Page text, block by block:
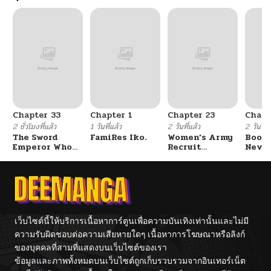
Chapter 33
2 ชั่วโมงที่แล้ว
The Sword
Emperor Who
จักรพรรดิเทพดาบ
ผงาดเหนือชาติภพ
Chapter 1
1 วันที่แล้ว
FamiRes Iko.
Chapter 23
2 วันที่แล้ว
Women’s Army
Recruit
2 วันที่แ
เว็บไซต์นี้ให้บริการเนื้อหาการ์ตูนเพื่อความบันเทิงเท่านั้นและไม่มี
ความรับผิดชอบต่อความเสียหายใดๆ เนื้อหาการโฆษณาหรือลิงก์
ของบุคคลที่สามที่แสดงบนเว็บไซต์ของเรา
ข้อมูลและภาพทั้งหมดบนเว็บไซต์ถูกเก็บรวบรวมจากอินเทอร์เน็ต